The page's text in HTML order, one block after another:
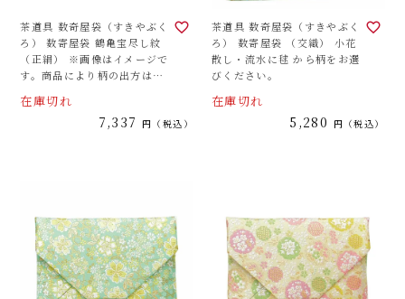
茶道具 数奇屋袋（すきやぶく
ろ） 数寄屋袋 鶴亀宝尽し紋
（正絹） ※画像はイメージで
す。商品により柄の出方は異
在庫切れ
7,337 税込
茶道具 数奇屋袋（すきやぶく
ろ） 数寄屋袋 （交織） 小花
散し・流水に毬 から柄をお選
びください。
在庫切れ
5,280 税込